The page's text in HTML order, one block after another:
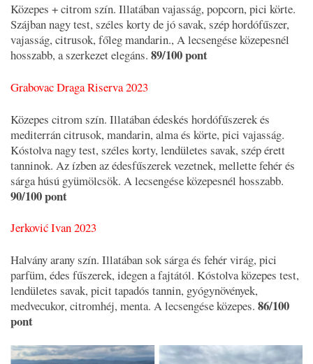
Közepes + citrom szín. Illatában vajasság, popcorn, pici körte.
Szájban nagy test, széles korty de jó savak, szép hordófűszer,
vajasság, citrusok, főleg mandarin., A lecsengése közepesnél
hosszabb, a szerkezet elegáns. 89/100 pont
Grabovac Draga Riserva 2023
Közepes citrom szín. Illatában édeskés hordófűszerek és
mediterrán citrusok, mandarin, alma és körte, pici vajasság.
Kóstolva nagy test, széles korty, lendületes savak, szép érett
tanninok. Az ízben az édesfűszerek vezetnek, mellette fehér és
sárga húsú gyümölcsök. A lecsengése közepesnél hosszabb.
90/100 pont
Jerković Ivan 2023
Halvány arany szín. Illatában sok sárga és fehér virág, pici
parfüm, édes fűszerek, idegen a fajtától. Kóstolva közepes test,
lendületes savak, picit tapadós tannin, gyógynövények,
medvecukor, citromhéj, menta. A lecsengése közepes. 86/100
pont